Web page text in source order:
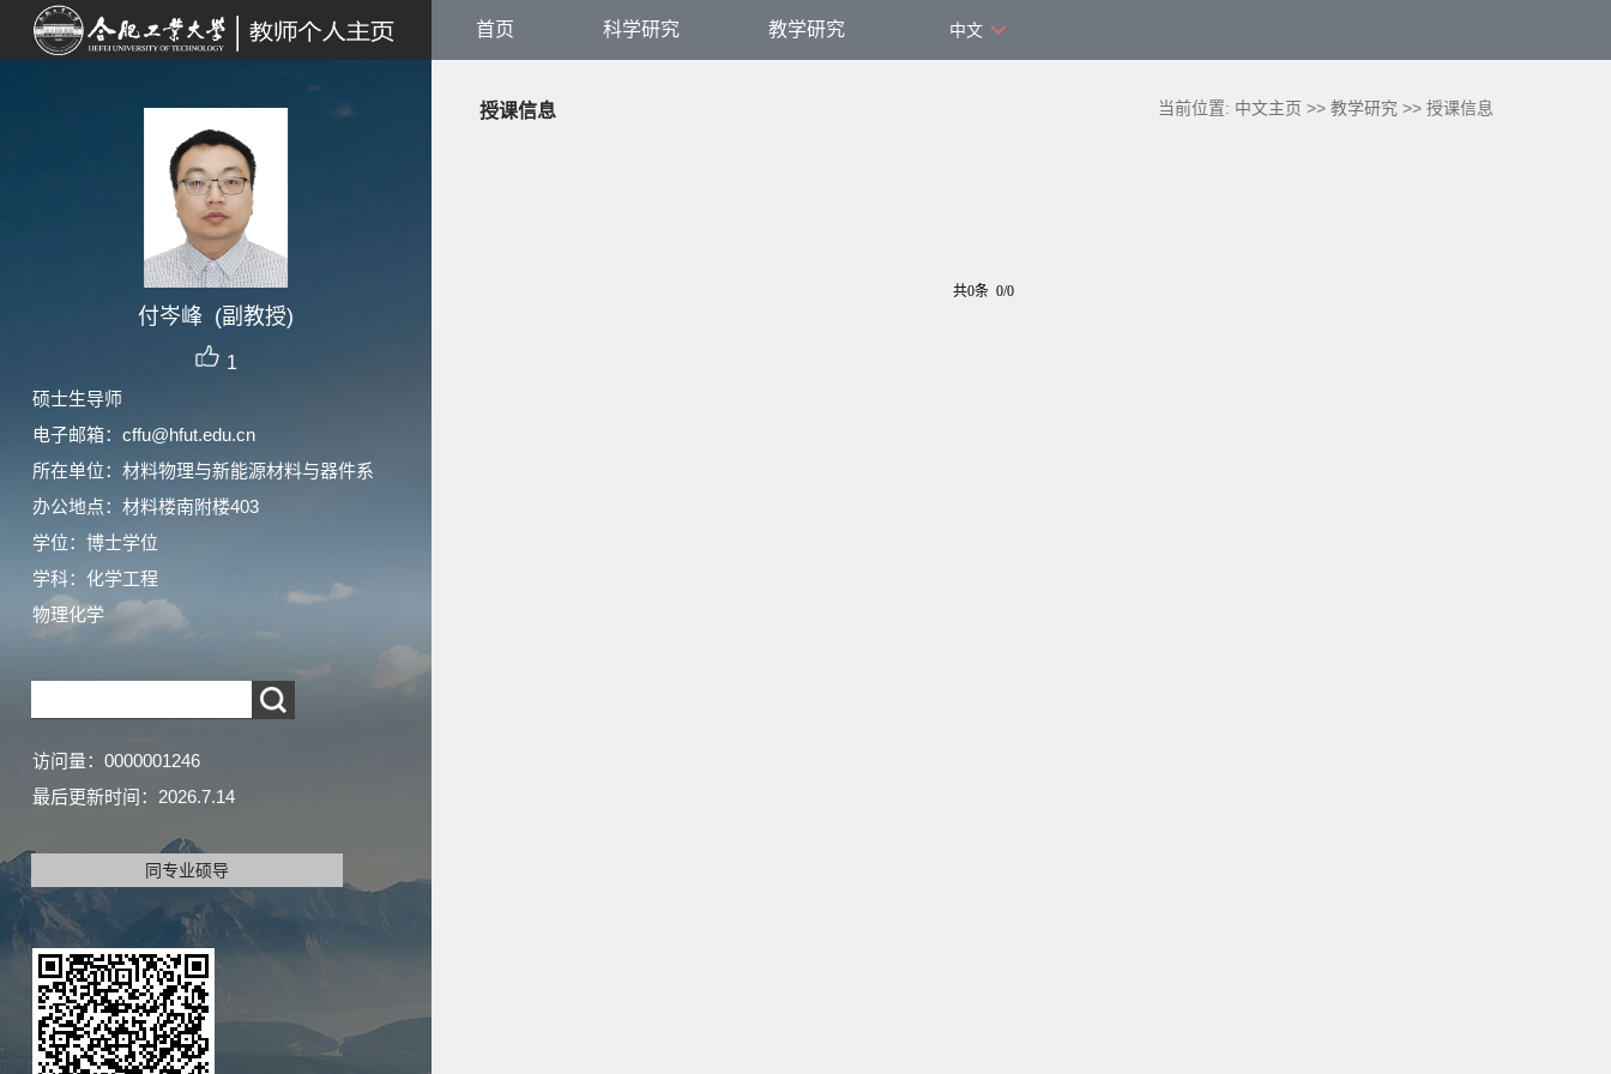
付岑峰 (副教授)
1
硕士生导师
电子邮箱： cffu@hfut.edu.cn
所在单位：材料物理与新能源材料与器件系
办公地点：材料楼南附楼403
学位：博士学位
学科：化学工程
物理化学
访问量： 0000001246
最后更新时间： 2026.7.14
同专业硕导
首页 科学研究 教学研究 中文
授课信息 当前位置: 中文主页 >>教学研究 >>授课信息
共0条 0/0